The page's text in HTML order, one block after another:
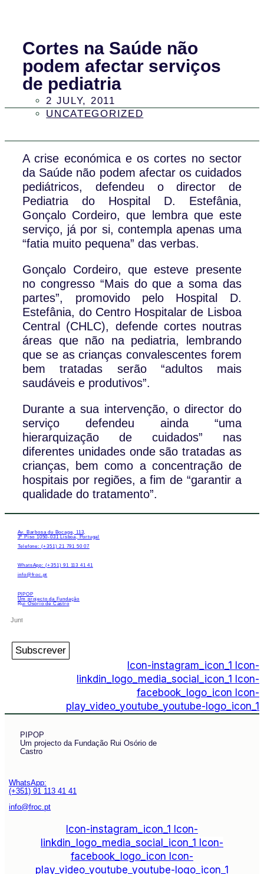
Cortes na Saúde não
podem afectar serviços
de pediatria
2 JULY, 2011
UNCATEGORIZED
A crise económica e os cortes no sector
da Saúde não podem afectar os cuidados
pediátricos, defendeu o director de
Pediatria do Hospital D. Estefânia,
Gonçalo Cordeiro, que lembra que este
serviço, já por si, contempla apenas uma
“fatia muito pequena” das verbas.
Gonçalo Cordeiro, que esteve presente
no congresso “Mais do que a soma das
partes”, promovido pelo Hospital D.
Estefânia, do Centro Hospitalar de Lisboa
Central (CHLC), defende cortes noutras
áreas que não na pediatria, lembrando
que se as crianças convalescentes forem
bem tratadas serão “adultos mais
saudáveis e produtivos”.
Durante a sua intervenção, o director do
serviço defendeu ainda “uma
hierarquização de cuidados” nas
diferentes unidades onde são tratadas as
crianças, bem como a concentração de
hospitais por regiões, a fim de “garantir a
qualidade do tratamento”.
Av. Barbosa du Bocage, 113,
3º Piso 1050-031 Lisboa, Portugal
Telefone: (+351) 21 791 50 07
WhatsApp: (+351) 91 113 41 41
info@froc.pt
PIPOP
Um projecto da Fundação
Rui Osório de Castro
Subscrever
Icon-instagram_icon_1
Icon-
linkdin_logo_media_social_icon_1
Icon-
facebook_logo_icon Icon-
play_video_youtube_youtube-logo_icon_1
PIPOP
Um projecto da Fundação Rui Osório de
Castro
WhatsApp:
(+351) 91 113 41 41
info@froc.pt
Icon-instagram_icon_1
Icon-
linkdin_logo_media_social_icon_1
Icon-
facebook_logo_icon Icon-
play_video_youtube_youtube-logo_icon_1